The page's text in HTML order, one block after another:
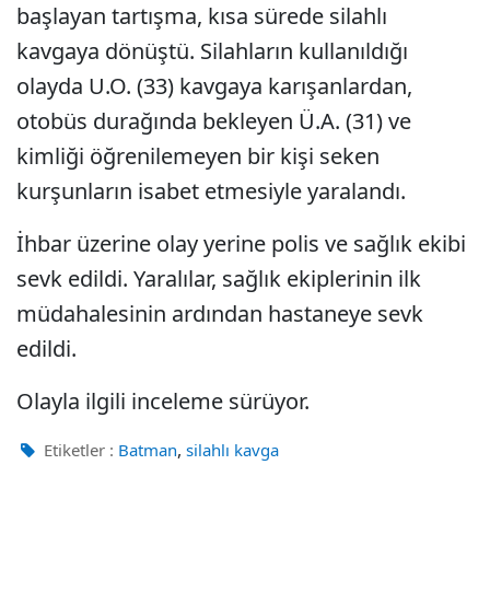
başlayan tartışma, kısa sürede silahlı
kavgaya dönüştü. Silahların kullanıldığı
olayda U.O. (33) kavgaya karışanlardan,
otobüs durağında bekleyen Ü.A. (31) ve
kimliği öğrenilemeyen bir kişi seken
kurşunların isabet etmesiyle yaralandı.
İhbar üzerine olay yerine polis ve sağlık ekibi
sevk edildi. Yaralılar, sağlık ekiplerinin ilk
müdahalesinin ardından hastaneye sevk
edildi.
Olayla ilgili inceleme sürüyor.
Etiketler : Batman, silahlı kavga